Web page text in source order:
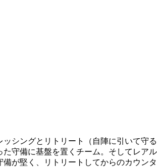
ッシングとリトリート（自陣に引いて守る
た守備に基盤を置くチーム。そしてレアル
備が堅く、リトリートしてからのカウンタ